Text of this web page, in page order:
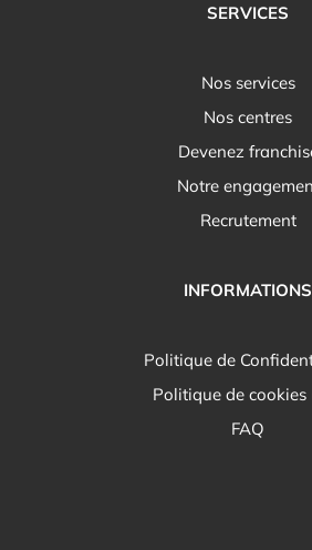
SERVICES
Nos services
Nos centres
Devenez
Notre
Recrutement
INFORMATIONS
Politique de
Politique de cookies
FAQ